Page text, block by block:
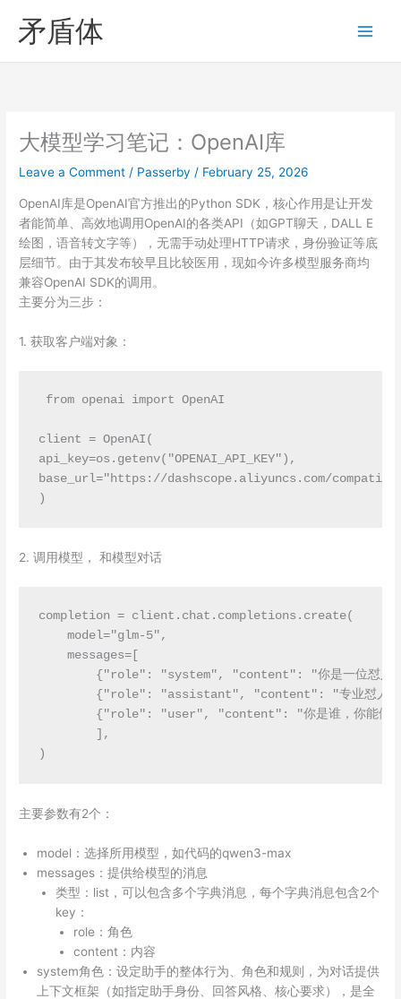
content
矛盾体
大模型学习笔记：OpenAI库
Leave a Comment / Passerby / February 25, 2026
OpenAI库是OpenAI官方推出的Python SDK，核心作用是让开发
者能简单、高效地调用OpenAI的各类API（如GPT聊天，DALL E
绘图，语音转文字等），无需手动处理HTTP请求，身份验证等底
层细节。由于其发布较早且比较医用，现如今许多模型服务商均
兼容OpenAI SDK的调用。
主要分为三步：
1. 获取客户端对象：
from openai import OpenAI
client = OpenAI(
api_key=os.getenv("OPENAI_API_KEY"),
base_url="https://dashscope.aliyuncs.com/
)
2. 调用模型， 和模型对话
completion = client.chat.completions.create(
model="glm-5",
messages=[
{"role": "system", "content": "你是一位怼人大师
{"role": "assistant", "content": "专业怼人，专
{"role": "user", "content": "你是谁，你能做
],
)
主要参数有2个：
model：选择所用模型，如代码的qwen3-max
messages：提供给模型的消息
类型：list，可以包含多个字典消息，每个字典消息包含2个
key：
role：角色
content：内容
system角色：设定助手的整体行为、角色和规则，为对话提供
上下文框架（如指定助手身份、回答风格、核心要求），是全